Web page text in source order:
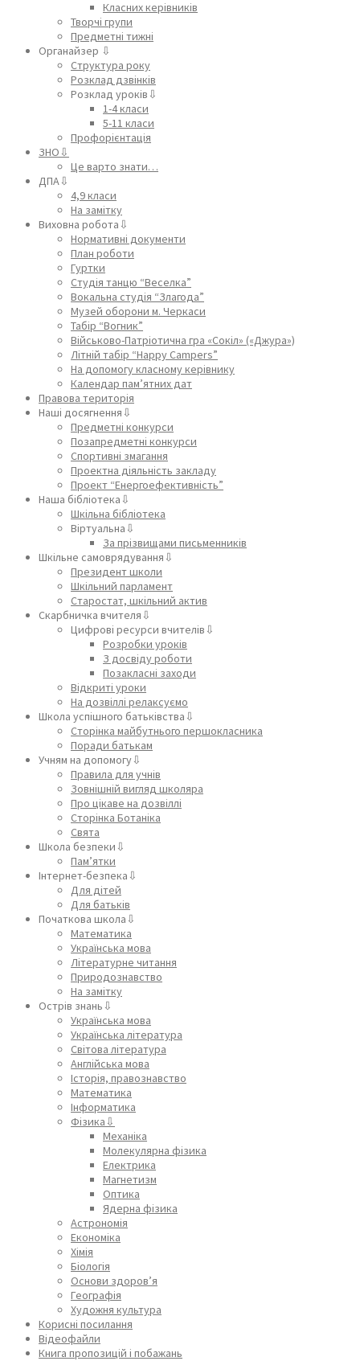
Класних керівників
Творчі групи
Предметні тижні
Органайзер ⇩
Структура року
Розклад дзвінків
Розклад уроків⇩
1-4 класи
5-11 класи
Профорієнтація
ЗНО⇩
Це варто знати…
ДПА⇩
4,9 класи
На замітку
Виховна робота⇩
Нормативні документи
План роботи
Гуртки
Студія танцю “Веселка”
Вокальна студія “Злагода”
Музей оборони м. Черкаси
Табір “Вогник”
Військово-Патріотична гра «Сокіл» («Джура»)
Літній табір “Happy Campers”
На допомогу класному керівнику
Календар пам’ятних дат
Правова територія
Наші досягнення⇩
Предметні конкурси
Позапредметні конкурси
Спортивні змагання
Проектна діяльність закладу
Проект “Енергоефективність”
Наша бібліотека⇩
Шкільна бібліотека
Віртуальна⇩
За прізвищами письменників
Шкільне самоврядування⇩
Президент школи
Шкільний парламент
Старостат, шкільний актив
Скарбничка вчителя⇩
Цифрові ресурси вчителів⇩
Розробки уроків
З досвіду роботи
Позакласні заходи
Відкриті уроки
На дозвіллі релаксуємо
Школа успішного батьківства⇩
Сторінка майбутнього першокласника
Поради батькам
Учням на допомогу⇩
Правила для учнів
Зовнішній вигляд школяра
Про цікаве на дозвіллі
Сторінка Ботаніка
Свята
Школа безпеки⇩
Пам’ятки
Інтернет-безпека⇩
Для дітей
Для батьків
Початкова школа⇩
Математика
Українська мова
Літературне читання
Природознавство
На замітку
Острів знань⇩
Українська мова
Українська література
Світова література
Англійська мова
Історія, правознавство
Математика
Інформатика
Фізика⇩
Механіка
Молекулярна фізика
Електрика
Магнетизм
Оптика
Ядерна фізика
Астрономія
Економіка
Хімія
Біологія
Основи здоров’я
Географія
Художня культура
Корисні посилання
Відеофайли
Книга пропозицій і побажань